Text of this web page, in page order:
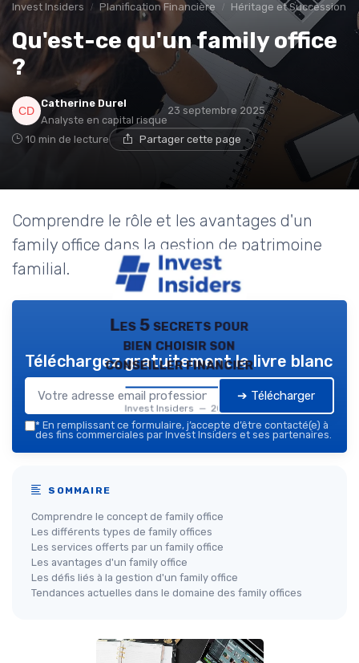
Invest Insiders Planification Financière Héritage et Succession
Qu'est-ce qu'un family office
?
Catherine Durel
Analyste en capital risque
23 septembre 2025
10 min de lecture Partager cette page
Comprendre le rôle et les avantages d'un
family office dans la gestion de patrimoine
familial.
Les 5 secrets pour
bien choisir son
conseiller financier
Invest Insiders — 2026
Téléchargez gratuitement le livre blanc
➔ Télécharger
* En remplissant ce formulaire, j’accepte d’être contacté(e) à
des fins commerciales par Invest Insiders et ses partenaires.
SOMMAIRE
Comprendre le concept de family office
Les différents types de family offices
Les services offerts par un family office
Les avantages d'un family office
Les défis liés à la gestion d'un family office
Tendances actuelles dans le domaine des family offices